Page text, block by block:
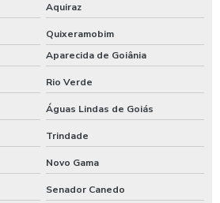
Aquiraz
Quixeramobim
Aparecida de Goiânia
Rio Verde
Águas Lindas de Goiás
Trindade
Novo Gama
Senador Canedo